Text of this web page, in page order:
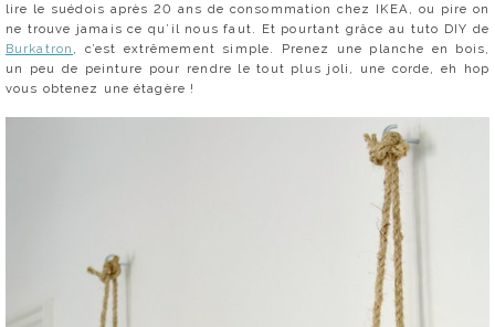
lire le suédois après 20 ans de consommation chez IKEA, ou pire on
ne trouve jamais ce qu’il nous faut. Et pourtant grâce au tuto DIY de
Burkatron , c’est extrêmement simple. Prenez une planche en bois,
un peu de peinture pour rendre le tout plus joli, une corde, eh hop
vous obtenez une étagère !